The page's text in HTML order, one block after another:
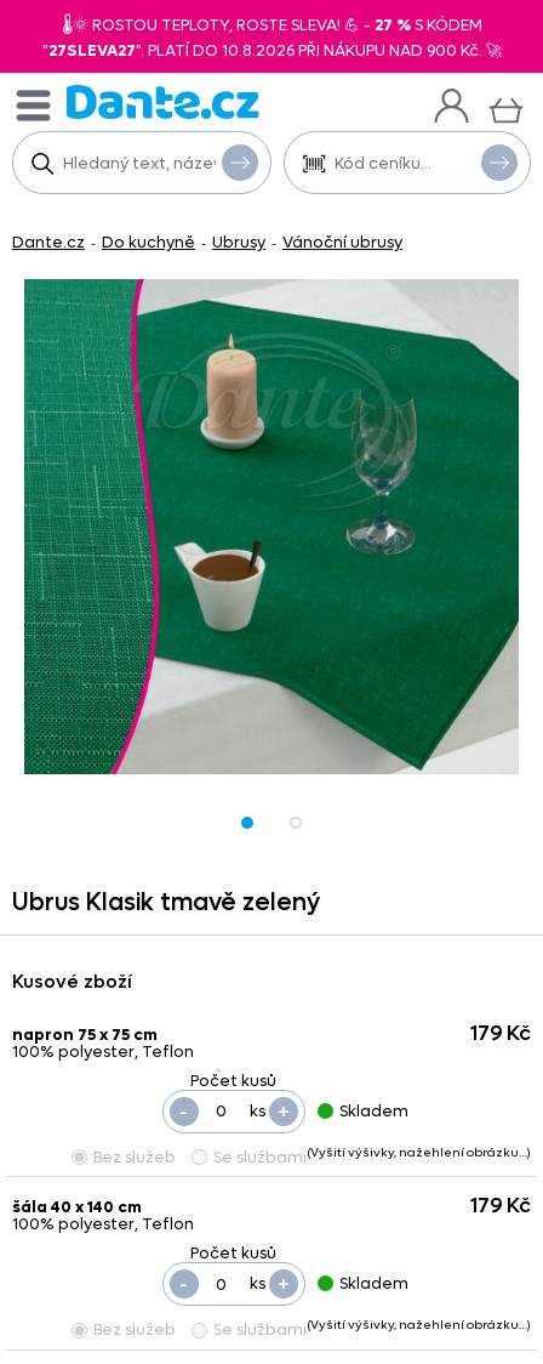
🌡️🌞 ROSTOU TEPLOTY, ROSTE SLEVA! 💪 - 27 %S KÓDEM
"27SLEVA27". PLATÍ DO 10.8.2026 PŘI NÁKUPU NAD 900 Kč. 🚀
Dante.cz - Do kuchyně - Ubrusy - Vánoční ubrusy
Ubrus Klasik tmavě zelený
Kusové zboží
napron 75 x 75 cm
100% polyester, Teflon
ks +
-
179 Kč
Skladem
Bez služeb Se službami(Vyšití výšivky, nažehlení obrázku…)
šála 40 x 140 cm
100% polyester, Teflon
ks +
-
179 Kč
Skladem
Bez služeb Se službami(Vyšití výšivky, nažehlení obrázku…)